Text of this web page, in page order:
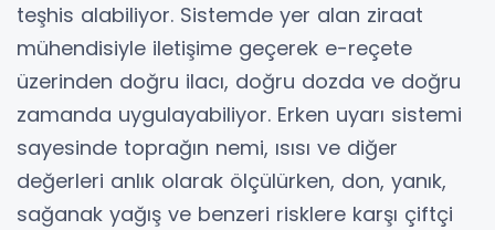
teşhis alabiliyor. Sistemde yer alan ziraat
mühendisiyle iletişime geçerek e-reçete
üzerinden doğru ilacı, doğru dozda ve doğru
zamanda uygulayabiliyor. Erken uyarı sistemi
sayesinde toprağın nemi, ısısı ve diğer
değerleri anlık olarak ölçülürken, don, yanık,
sağanak yağış ve benzeri risklere karşı çiftçi